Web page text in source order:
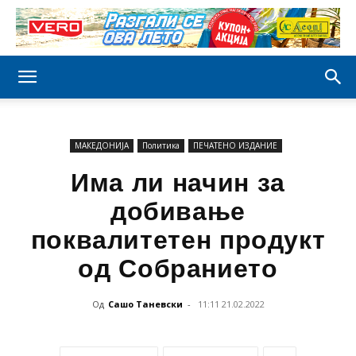
МАКЕДОНИЈА Политика ПЕЧАТЕНО ИЗДАНИЕ
Има ли начин за
добивање
поквалитетен продукт
од Собранието
Од Сашо Таневски - 11:11 21.02.2022